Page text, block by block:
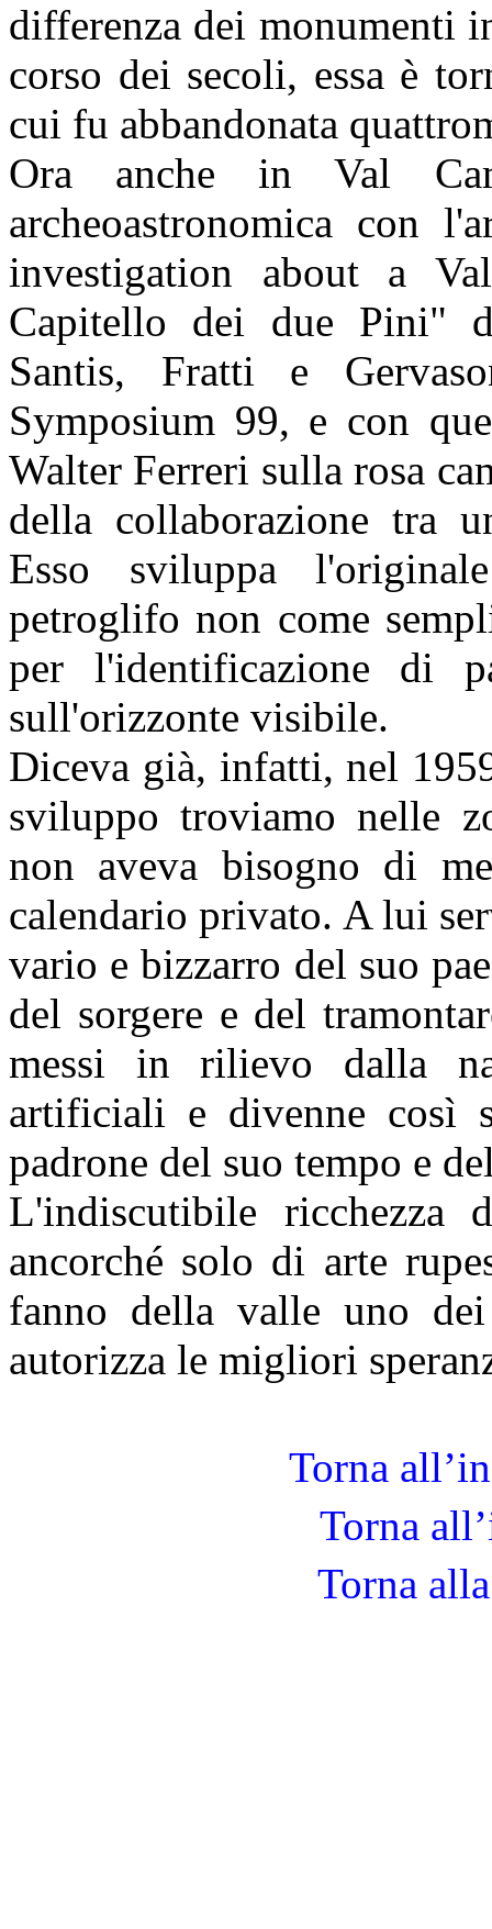
differenza dei monumenti
corso dei secoli, essa è
cui fu abbandonata
Ora anche in Val
archeoastronomica con
investigation about a
Capitello dei due Pini"
Santis, Fratti e
Symposium 99, e con
Walter Ferreri sulla rosa
della collaborazione tra
Esso sviluppa
petroglifo non come
per l'identificazione di
sull'orizzonte visibile.
Diceva già, infatti, nel
sviluppo troviamo nelle
non aveva bisogno di
calendario privato. A lui
vario e bizzarro del suo
del sorgere e del
messi in rilievo dalla
artificiali e divenne così
padrone del suo tempo e
L'indiscutibile ricchezza
ancorché solo di arte
fanno della valle uno
autorizza le migliori
Torna
Torna
Torna